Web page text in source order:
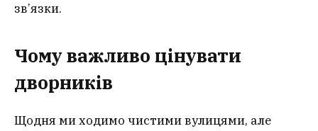
зв’язки.
Чому важливо цінувати
дворників
Щодня ми ходимо чистими вулицями, але